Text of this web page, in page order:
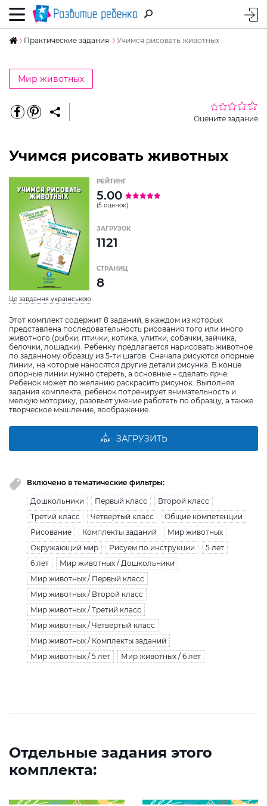
Практические задания Учимся рисовать животных
Мир животных
Оцените задание
Учимся рисовать животных
Це завдання українською
Этот комплект содержит 8 заданий, в каждом из которых
представлена последовательность рисования того или иного
животного (рыбки, птички, котика, улитки, собачки, зайчика,
белочки, лошадки). Ребенку предлагается нарисовать животное
по заданному образцу из 5-ти шагов. Сначала рисуются опорные
линии, на которые наносятся другие детали рисунка. В конце
опорные линии нужно стереть, а основные – сделать ярче.
Ребенок может по желанию раскрасить рисунок. Выполняя
задания комплекта, ребенок потренирует внимательность и
мелкую моторику, разовьет умение работать по образцу, а также
творческое мышление, воображение.
РЕЙТИНГ
5.00
(5 оценок)
ЗАГРУЗОК
1121
СТРАНИЦ
8
ЗАГРУЗИТЬ
Включено в тематические фильтры:
Дошкольники Первый класс
Второй класс
Третий класс
Четвертый класс
Общие компетенции
Рисование
Комплекты заданий
Мир животных
Окружающий мир
Рисуем по инструкции
5 лет
6 лет
Мир животных / Дошкольники
Мир животных / Первый класс
Мир животных / Второй класс
Мир животных / Третий класс
Мир животных / Четвертый класс
Мир животных / Комплекты заданий
Мир животных / 5 лет
Мир животных / 6 лет
Отдельные задания этого
комплекта: